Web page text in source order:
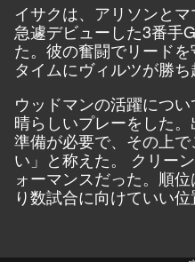
イサクは、アリソンと
急遽デビューした3番手
た。彼の奮闘でリード
タイムにヴィルツが勝ち
ウッドマンの活躍につ
晴らしいプレーをした
準備が必要で、その上
い」と称えた。 クリー
ォーマンスだった。順
り数試合に向けていい位